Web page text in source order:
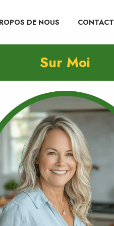
DE NOUS CONTACT
Sur Moi